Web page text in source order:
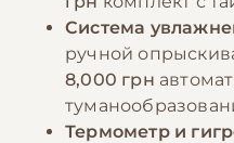
🎁 −10% на
По промокоду E-
бабочек.
🎁 −10% на
По промокоду E-
Система
ручной
8,000 грн
Термометр и